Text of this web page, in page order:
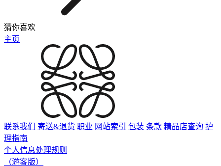
猜你喜欢
主页
联系我们 寄送&退货 职业 网站索引 包装 条款 精品店查询 护
理指南
个人信息处理规则
（游客版）